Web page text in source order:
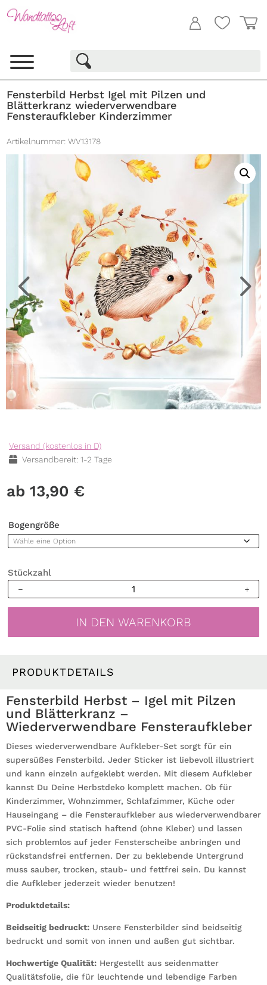
Fensterbild Herbst Igel mit Pilzen und
Blätterkranz wiederverwendbare
Fensteraufkleber Kinderzimmer
Artikelnummer: WV13178
Versand (kostenlos in D)
Versandbereit: 1-2 Tage
13,90 €
Bogengröße
Stückzahl
Herbst
Blätterkranz
Fensteraufkleber
Kinderzimmer
Menge
IN DEN WARENKORB
PRODUKTDETAILS
Fensterbild Herbst – Igel mit Pilzen
und Blätterkranz –
Wiederverwendbare Fensteraufkleber
Dieses wiederverwendbare Aufkleber-Set sorgt für ein
supersüßes Fensterbild. Jeder Sticker ist liebevoll illustriert
und kann einzeln aufgeklebt werden. Mit diesem Aufkleber
kannst Du Deine Herbstdeko komplett machen. Ob für
Kinderzimmer, Wohnzimmer, Schlafzimmer, Küche oder
Hauseingang – die Fensteraufkleber aus wiederverwendbarer
PVC-Folie sind statisch haftend (ohne Kleber) und lassen
sich problemlos auf jeder Fensterscheibe anbringen und
rückstandsfrei entfernen. Der zu beklebende Untergrund
muss sauber, trocken, staub- und fettfrei sein. Du kannst
die Aufkleber jederzeit wieder benutzen!
Produktdetails:
Beidseitig bedruckt: Unsere Fensterbilder sind beidseitig
bedruckt und somit von innen und außen gut sichtbar.
Hochwertige Qualität: Hergestellt aus seidenmatter
Qualitätsfolie, die für leuchtende und lebendige Farben